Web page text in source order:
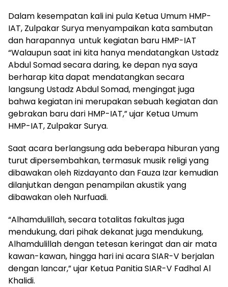
Dalam kesempatan kali ini pula Ketua Umum HMP-
IAT, Zulpakar Surya menyampaikan kata sambutan
dan harapannya untuk kegiatan baru HMP-IAT
“Walaupun saat ini kita hanya mendatangkan Ustadz
Abdul Somad secara daring, ke depan nya saya
berharap kita dapat mendatangkan secara
langsung Ustadz Abdul Somad, mengingat juga
bahwa kegiatan ini merupakan sebuah kegiatan dan
gebrakan baru dari HMP-IAT,” ujar Ketua Umum
HMP-IAT, Zulpakar Surya.
Saat acara berlangsung ada beberapa hiburan yang
turut dipersembahkan, termasuk musik religi yang
dibawakan oleh Rizdayanto dan Fauza Izar kemudian
dilanjutkan dengan penampilan akustik yang
dibawakan oleh Nurfuadi.
“Alhamdulillah, secara totalitas fakultas juga
mendukung, dari pihak dekanat juga mendukung,
Alhamdulillah dengan tetesan keringat dan air mata
kawan-kawan, hingga hari ini acara SIAR-V berjalan
dengan lancar,” ujar Ketua Panitia SIAR-V Fadhal Al
Khalidi.